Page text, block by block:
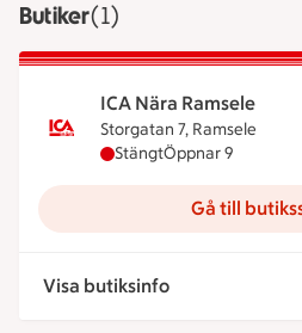
ButikerVisar 1 stycken
(1)
ICA Nära Ramsele
Storgatan 7, Ramsele
ICA Nära Ramsele har
StängtÖppnar 9
Gå till
Visa butiksinfo